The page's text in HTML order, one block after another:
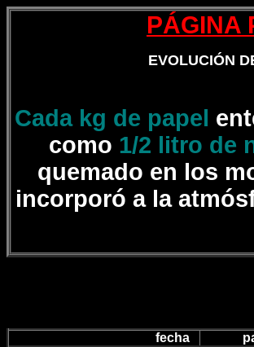
PÁGINA
EVOLUCIÓN
Cada kg de papel
como 1/2 litro de
quemado en los
incorporó a la
fecha